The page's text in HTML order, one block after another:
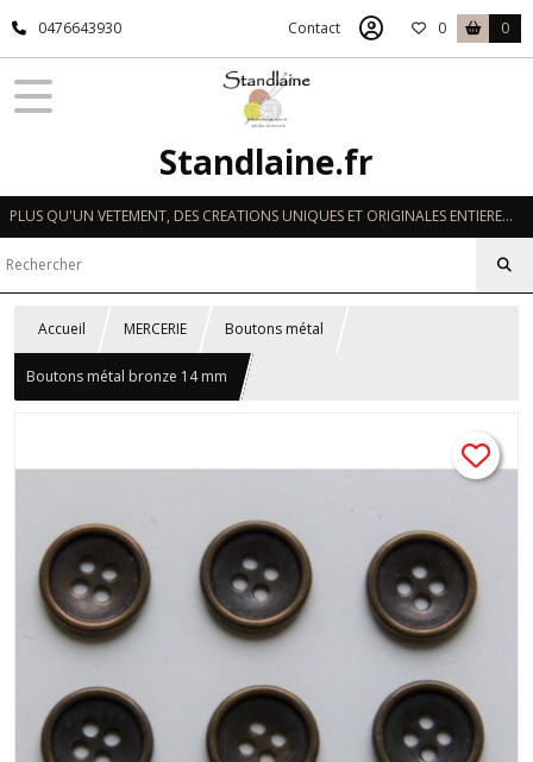
0476643930 Contact 0 0
Standlaine.fr
PLUS QU'UN VETEMENT, DES CREATIONS UNIQUES ET ORIGINALES ENTIEREMENT REALISEES A LA MAIN EN FRANCE
Accueil MERCERIE Boutons métal
Boutons métal bronze 14 mm